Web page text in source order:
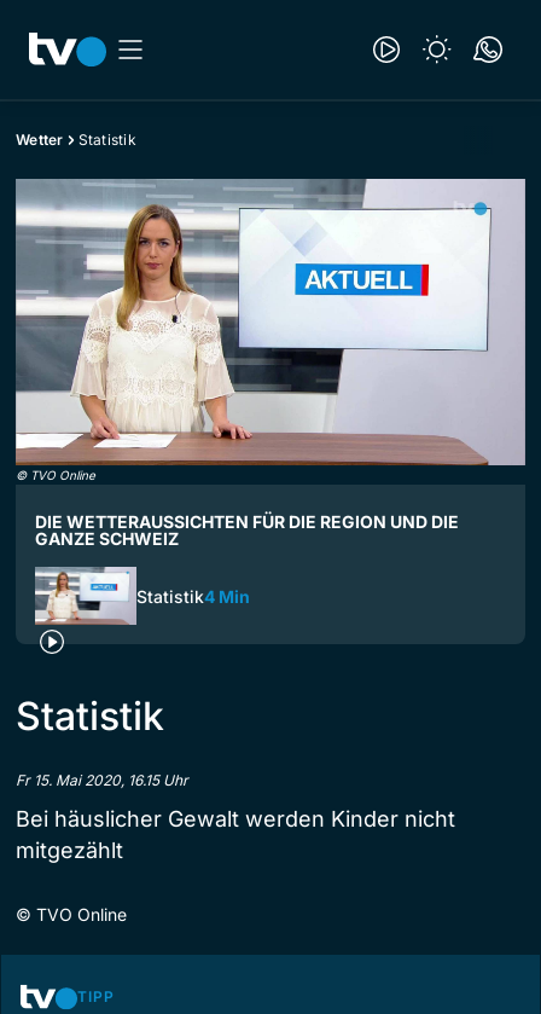
Wetter Statistik
© TVO Online
DIE WETTERAUSSICHTEN FÜR DIE REGION UND DIE
GANZE SCHWEIZ
Statistik4 Min
Statistik
Fr 15. Mai 2020, 16.15 Uhr
Bei häuslicher Gewalt werden Kinder nicht
mitgezählt
© TVO Online
TIPP